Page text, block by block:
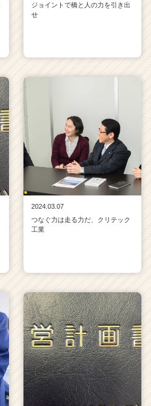
ジョイントで橋と人の力を引き出
せ
2024.03.07
つなぐ力は走る力だ、クリテック
工業